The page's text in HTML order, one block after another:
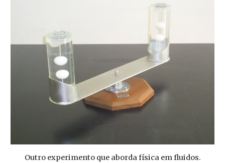
Outro experimento que aborda física em fluidos.